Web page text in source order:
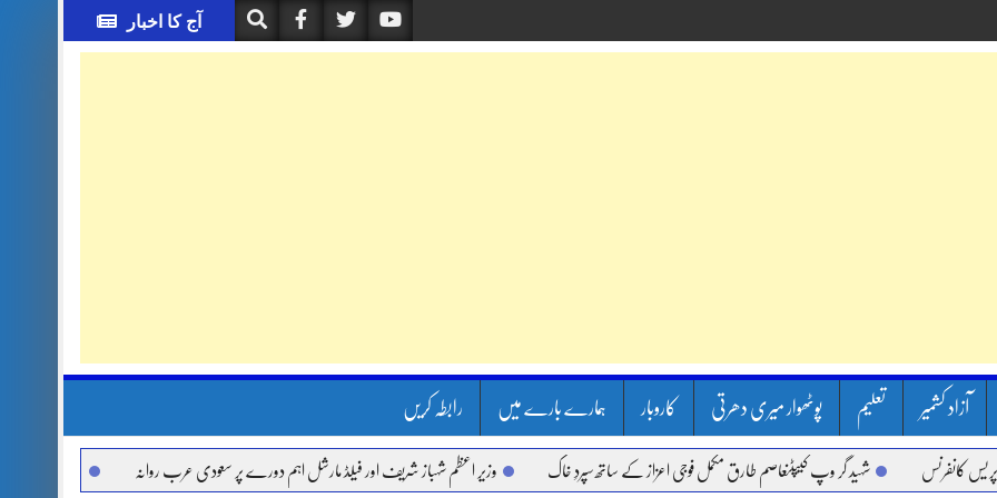
آج کا اخبار
آزاد کشمیر تعلیم پوٹھوار میری دھرتی کاروبار ہمارے بارے میں رابطہ کریں
شہید گر وپ کیپٹنعاصم طارق مکمل فوجی اعزاز کے ساتھ سپردِ خاک وزیر اعظم شہباز شریف اور فیلڈ مارشل اہم دورے پر سعودی عرب روانہ آئی ایم ایف مخصوص